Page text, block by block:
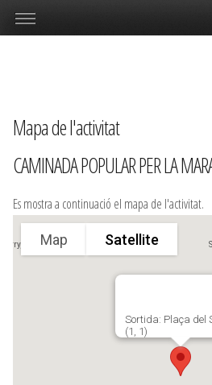
Mapa de l'activitat
CAMINADA POPULAR PER LA
Es mostra a continuació el mapa de l'activitat.
Sorry, we have no imagery here.
Sortida: Plaça del
(1, 1)
Map Satellite